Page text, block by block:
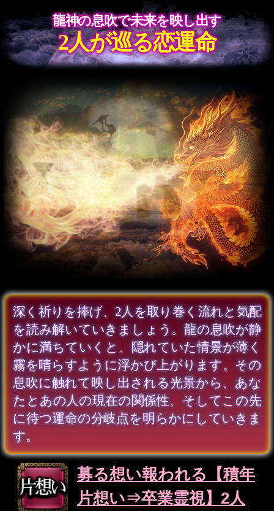
に効果的な言葉・態度
【不倫】2人の関係を好転させるため
に、意識しておきたい心の在り方
を欲しくなるのはどんな時？
※姓と名は、それぞれ全角5文字以内で
「ひらがな」、「カタカナ」、「漢
字」のみ入力できます。（必須）